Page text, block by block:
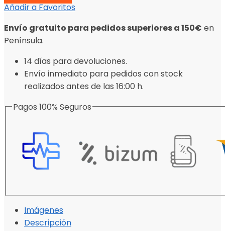
Añadir a Favoritos
Envío gratuito para pedidos superiores a 150€ en
Península.
14 días para devoluciones.
Envío inmediato para pedidos con stock
realizados antes de las 16:00 h.
Pagos 100% Seguros
Imágenes
Descripción